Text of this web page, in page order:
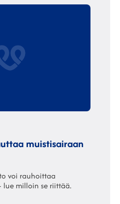
muistisairaan
voi rauhoittaa
lue milloin se riittää.